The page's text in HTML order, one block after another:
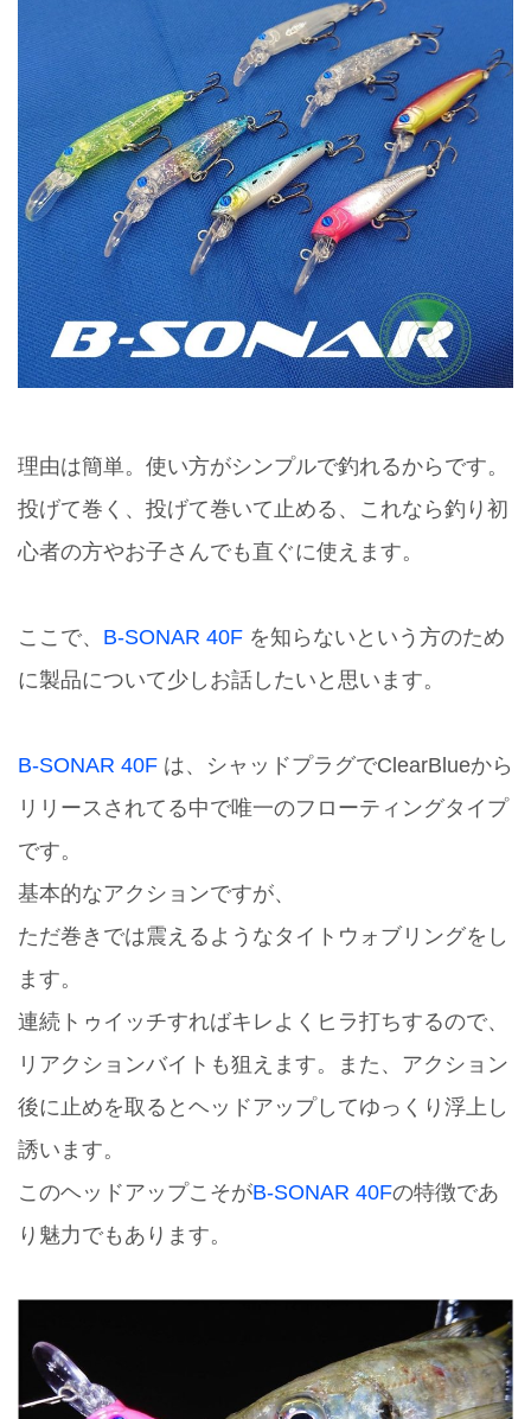
理由は簡単。使い方がシンプルで釣れるからです。
投げて巻く、投げて巻いて止める、これなら釣り初
心者の方やお子さんでも直ぐに使えます。
ここで、 B-SONAR 40F を知らないという方のため
に製品について少しお話したいと思います。
B-SONAR 40F は、シャッドプラグでClearBlueから
リリースされてる中で唯一のフローティングタイプ
です。
基本的なアクションですが、
ただ巻きでは震えるようなタイトウォブリングをし
ます。
連続トゥイッチすればキレよくヒラ打ちするので、
リアクションバイトも狙えます。また、アクション
後に止めを取るとヘッドアップしてゆっくり浮上し
誘います。
このヘッドアップこそがB-SONAR 40Fの特徴であ
り魅力でもあります。